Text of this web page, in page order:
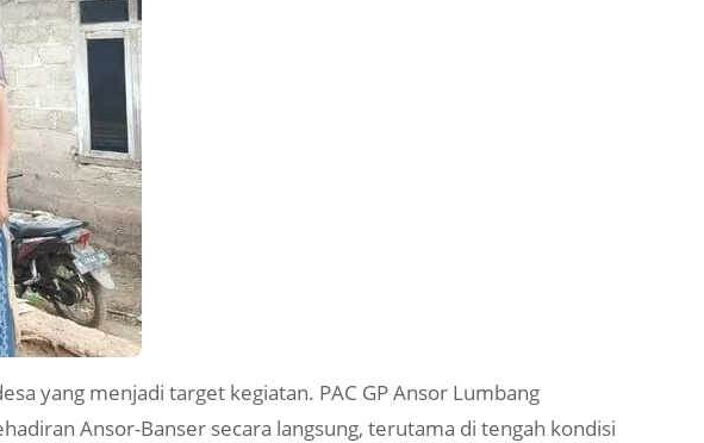
yang menjadi target kegiatan. PAC GP Ansor Lumbang
Ansor-Banser secara langsung, terutama di tengah kondisi